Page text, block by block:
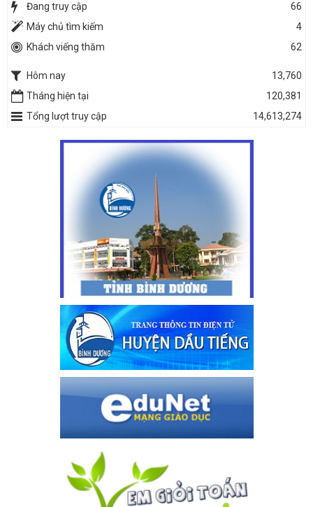
Đang truy cập
66
Máy chủ tìm kiếm
4
Khách viếng thăm
62
Hôm nay
13,760
Tháng hiện tại
120,381
Tổng lượt truy cập
14,613,274